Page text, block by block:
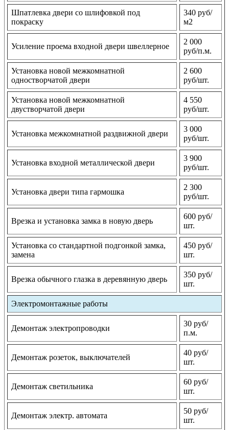
Шпатлевка двери со шлифовкой под
покраску
340 руб/
м2
Усиление проема входной двери швеллерное
2 000
руб/п.м.
Установка новой межкомнатной
одностворчатой двери
2 600
руб/шт.
Установка новой межкомнатной
двустворчатой двери
4 550
руб/шт.
Установка межкомнатной раздвижной двери
3 000
руб/шт.
Установка входной металлической двери
3 900
руб/шт.
Установка двери типа гармошка
2 300
руб/шт.
Врезка и установка замка в новую дверь
600 руб/
шт.
Установка со стандартной подгонкой замка,
замена
450 руб/
шт.
Врезка обычного глазка в деревянную дверь
350 руб/
шт.
Электромонтажные работы
Демонтаж электропроводки
30 руб/
п.м.
Демонтаж розеток, выключателей
40 руб/
шт.
Демонтаж светильника
60 руб/
шт.
Демонтаж электр. автомата
50 руб/
шт.